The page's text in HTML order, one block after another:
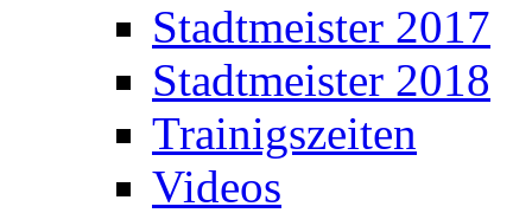
Stadtmeister 2017
Stadtmeister 2018
Trainigszeiten
Videos